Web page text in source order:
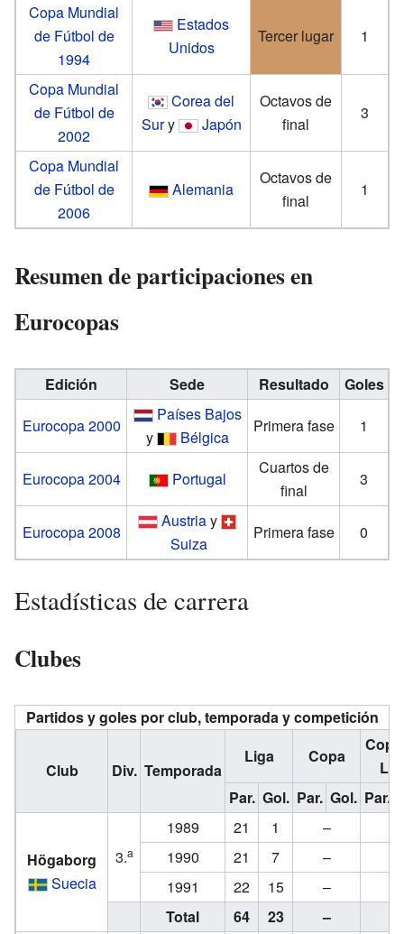
Copa Mundial
de Fútbol de
1994
Estados
Unidos
Tercer lugar 1
Copa Mundial
de Fútbol de
2002
Corea del
Sury Japón
Octavos de
final
3
Copa Mundial
de Fútbol de
2006
Alemania
Octavos de
final
1
Resumen de participaciones en
Eurocopas
Edición Sede Resultado
Goles
Eurocopa 2000
Países Bajos
y
Bélgica
Primera fase 1
Eurocopa 2004 Portugal
Cuartos de
final
3
Eurocopa 2008
Austriay
Suiza
Primera fase 0
Estadísticas de carrera
Clubes
Partidos y goles por club, temporada y competición
Club Div. Temporada
Liga Copa
Par. Gol. Par. Gol. Par.
Högaborg
Suecia
3.a
1989 21 1 –
1990
21 7 –
1991
22 15 –
Total
64 23 –